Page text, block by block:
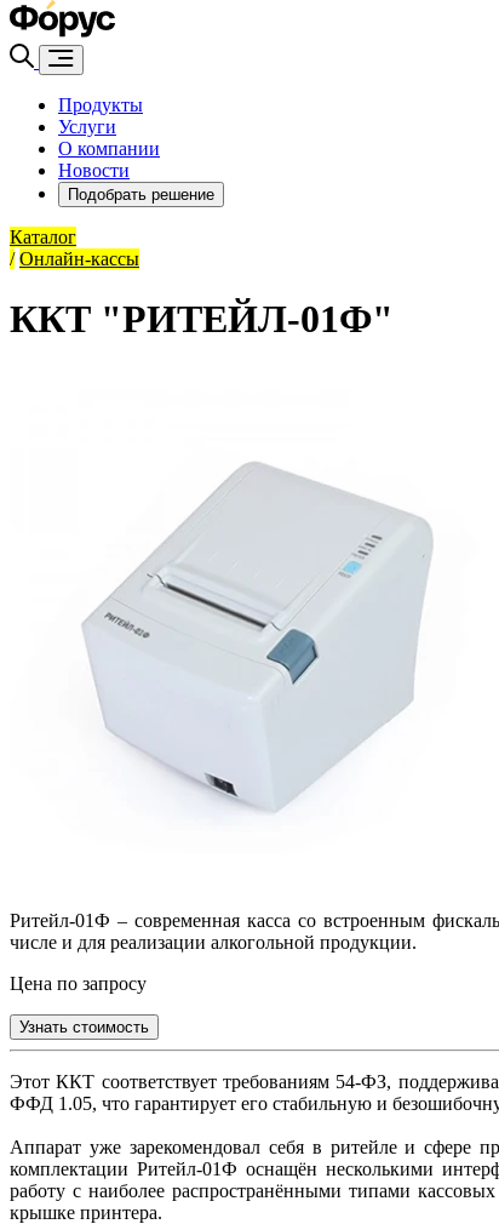
Продукты
Услуги
О компании
Новости
Подобрать решение
Каталог
/ Онлайн-кассы
ККТ "РИТЕЙЛ-01Ф"
Ритейл-01Ф – современная касса со встроенным
числе и для реализации алкогольной продукции.
Цена по запросу
Узнать стоимость
Этот ККТ соответствует требованиям 54-ФЗ,
ФФД 1.05, что гарантирует его стабильную и
Аппарат уже зарекомендовал себя в ритейле и сфере
комплектации Ритейл-01Ф оснащён несколькими
работу с наиболее распространёнными типами
крышке принтера.